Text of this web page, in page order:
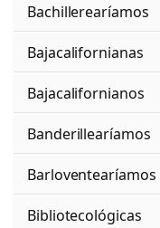
Bachillerearíamos
Bajacalifornianas
Bajacalifornianos
Banderillearíamos
Barloventearíamos
Bibliotecológicas